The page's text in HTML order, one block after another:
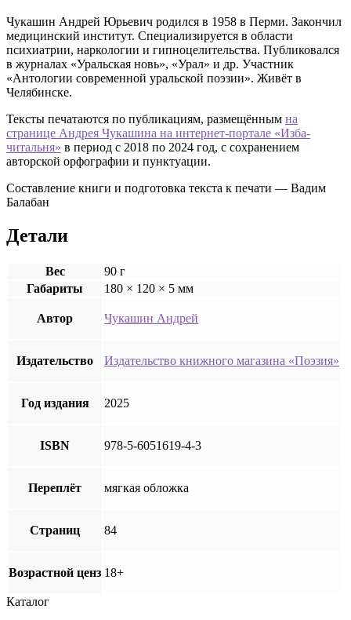
Чукашин Андрей Юрьевич родился в 1958 в Перми. Закончил
медицинский институт. Специализируется в области
психиатрии, наркологии и гипноцелительства. Публиковался
в журналах «Уральская новь», «Урал» и др. Участник
«Антологии современной уральской поэзии». Живёт в
Челябинске.
Тексты печатаются по публикациям, размещённым на
странице Андрея Чукашина на интернет-портале «Изба-
читальня» в период с 2018 по 2024 год, с сохранением
авторской орфографии и пунктуации.
Составление книги и подготовка текста к печати — Вадим
Балабан
Детали
Вес
90 г
Габариты
180 × 120 × 5 мм
Автор Чукашин Андрей
Издательство Издательство книжного магазина «Поэзия»
Год издания 2025
ISBN 978-5-6051619-4-3
Переплёт мягкая обложка
Страниц 84
Возрастной ценз 18+
Каталог